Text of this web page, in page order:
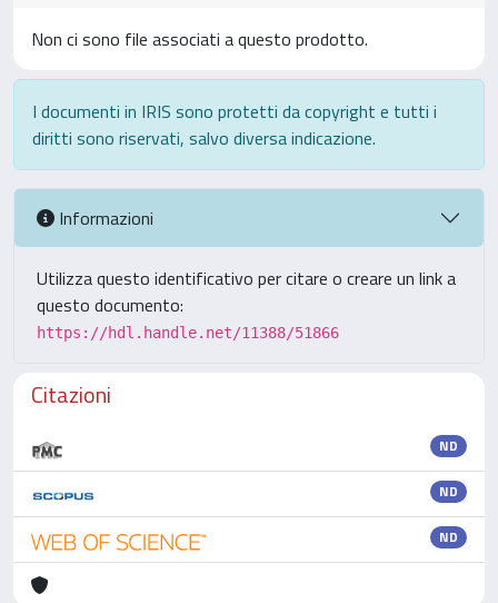
Non ci sono file associati a questo prodotto.
I documenti in IRIS sono protetti da copyright e tutti i
diritti sono riservati, salvo diversa indicazione.
Informazioni
Utilizza questo identificativo per citare o creare un link a
questo documento:
https://hdl.handle.net/11388/51866
Citazioni
ND
ND
ND